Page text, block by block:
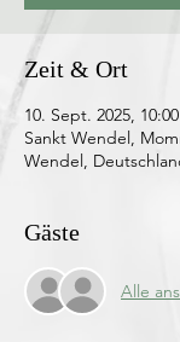
Zeit & Ort
10. Sept. 2025,
Sankt Wendel,
Wendel,
Gäste
Alle